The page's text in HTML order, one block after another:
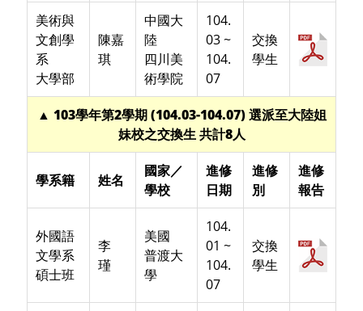
美術與
文創學
系
大學部
陳嘉
琪
中國大
陸
四川美
術學院
104.
03 ~
104.
07
交換
學生
▲ 103學年第2學期 (104.03-104.07) 選派至大陸姐
妹校之交換生 共計8人
學系籍 姓名
國家／
學校
進修
日期
進修
別
進修
報告
外國語
文學系
碩士班
李
瑾
美國
普渡大
學
104.
01 ~
104.
07
交換
學生